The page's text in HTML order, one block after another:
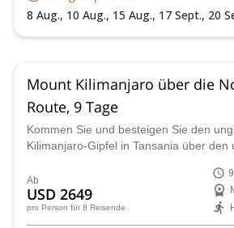
8 Aug., 10 Aug., 15 Aug., 17 Sept., 20
Nov.,4 Nov.,7 Nov.,9 Nov.,12 Nov.,
Nov.,25 Nov.,28 Nov.,2 Dez., 5 Dez.,
Dez.,
19 Dez., 23 Dez., 26 Dez., 30
Mount Kilimanjaro über die
Route, 9 Tage
Kommen Sie und besteigen Sie den
Kilimanjaro-Gipfel in Tansania über den
Guides.
Ab
USD 2649
pro Person für 8 Reisende